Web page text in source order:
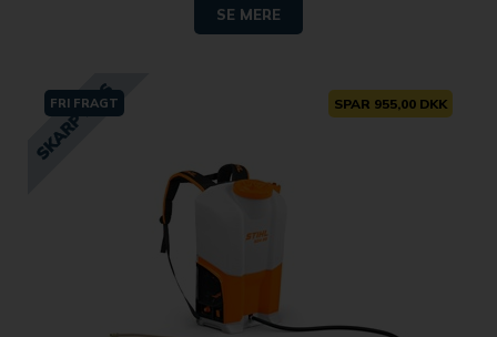
SE MERE
FRI FRAGT SPAR 955,00 DKK